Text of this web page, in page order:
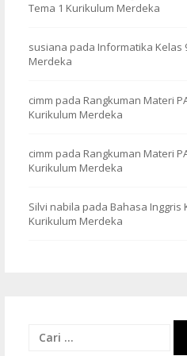
Tema 1 Kurikulum Merdeka
susiana pada Informatika Kelas
Merdeka
cimm pada Rangkuman Materi
Kurikulum Merdeka
cimm pada Rangkuman Materi
Kurikulum Merdeka
Silvi nabila pada Bahasa Inggris
Kurikulum Merdeka
Cari